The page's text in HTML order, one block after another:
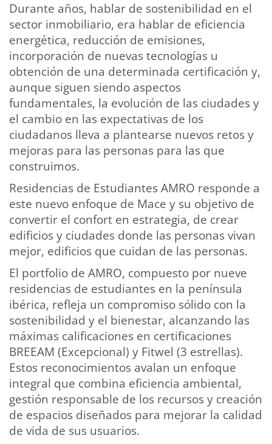
Durante años, hablar de sostenibilidad en el
sector inmobiliario, era hablar de eficiencia
energética, reducción de emisiones,
incorporación de nuevas tecnologías u
obtención de una determinada certificación y,
aunque siguen siendo aspectos
fundamentales, la evolución de las ciudades y
el cambio en las expectativas de los
ciudadanos lleva a plantearse nuevos retos y
mejoras para las personas para las que
construimos.
Residencias de Estudiantes AMRO responde a
este nuevo enfoque de Mace y su objetivo de
convertir el confort en estrategia, de crear
edificios y ciudades donde las personas vivan
mejor, edificios que cuidan de las personas.
El portfolio de AMRO, compuesto por nueve
residencias de estudiantes en la península
ibérica, refleja un compromiso sólido con la
sostenibilidad y el bienestar, alcanzando las
máximas calificaciones en certificaciones
BREEAM (Excepcional) y Fitwel (3 estrellas).
Estos reconocimientos avalan un enfoque
integral que combina eficiencia ambiental,
gestión responsable de los recursos y creación
de espacios diseñados para mejorar la calidad
de vida de sus usuarios.